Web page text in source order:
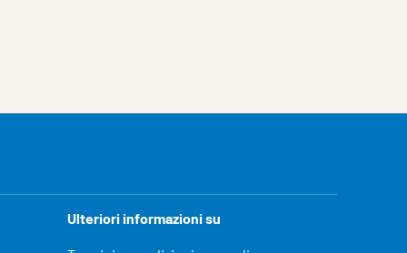
Ulteriori informazioni su